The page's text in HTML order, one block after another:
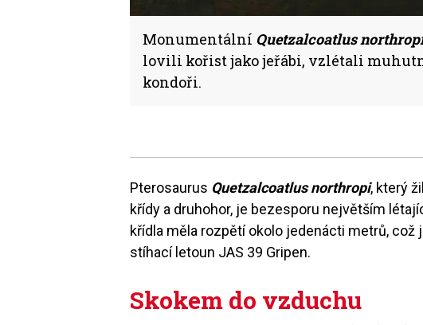
Monumentální Quetzalcoatlus
lovili kořist jako jeřábi, vzlétali
kondoři.
Pterosaurus Quetzalcoatlus northropi, který
křídy a druhohor, je bezesporu největším
křídla měla rozpětí okolo jedenácti metrů, což
stíhací letoun JAS 39 Gripen.
Skokem do vzduchu